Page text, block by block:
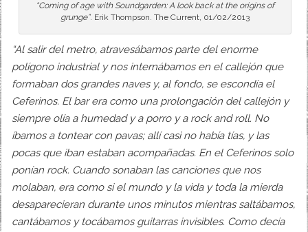
“Coming of age with Soundgarden: A look back at the origins of
grunge”. Erik Thompson. The Current, 01/02/2013
“Al salir del metro, atravesábamos parte del enorme
polígono industrial y nos internábamos en el callejón que
formaban dos grandes naves y, al fondo, se escondía el
Ceferinos. El bar era como una prolongación del callejón y
siempre olía a humedad y a porro y a rock and roll. No
íbamos a tontear con pavas; allí casi no había tías, y las
pocas que iban estaban acompañadas. En el Ceferinos solo
ponían rock. Cuando sonaban las canciones que nos
molaban, era como si el mundo y la vida y toda la mierda
desaparecieran durante unos minutos mientras saltábamos,
cantábamos y tocábamos guitarras invisibles. Como decía